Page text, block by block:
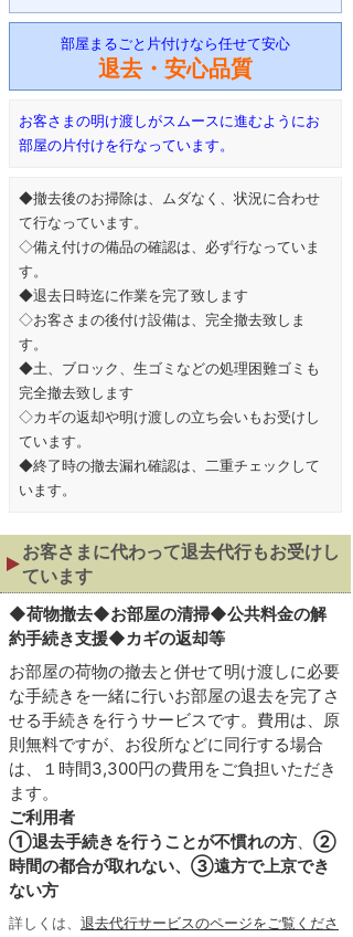
部屋まるごと片付けなら任せて安心
退去・安心品質
お客さまの明け渡しがスムースに進むようにお
部屋の片付けを行なっています。
◆撤去後のお掃除は、ムダなく、状況に合わせ
て行なっています。
◇備え付けの備品の確認は、必ず行なっていま
す。
◆退去日時迄に作業を完了致します
◇お客さまの後付け設備は、完全撤去致しま
す。
◆土、ブロック、生ゴミなどの処理困難ゴミも
完全撤去致します
◇カギの返却や明け渡しの立ち会いもお受けし
ています。
◆終了時の撤去漏れ確認は、二重チェックして
います。
お客さまに代わって退去代行もお受けし
ています
◆荷物撤去◆お部屋の清掃◆公共料金の解
約手続き支援◆カギの返却等
お部屋の荷物の撤去と併せて明け渡しに必要
な手続きを一緒に行いお部屋の退去を完了さ
せる手続きを行うサービスです。費用は、原
則無料ですが、お役所などに同行する場合
は、１時間3,300円の費用をご負担いただき
ます。
ご利用者
①退去手続きを行うことが不慣れの方
②
時間の都合が取れない、③遠方で上京でき
ない方
詳しくは、 退去代行サービスのページをご覧くださ